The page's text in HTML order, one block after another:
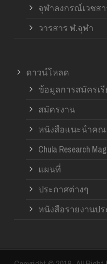
จุฬาลงกรณ์เวชส
วารสาร ฬ.จุฬา
ดาวน์โหลด
ข้อมูลการสมัครเ
สมัครงาน
หนังสือแนะนำค
Chula Research
แผนที่
ประกาศต่างๆ
หนังสือรายงานป